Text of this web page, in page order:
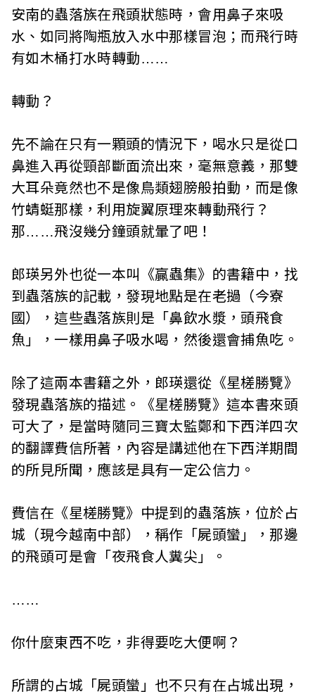
安南的蟲落族在飛頭狀態時，會用鼻子來吸
水、如同將陶瓶放入水中那樣冒泡；而飛行時
有如木桶打水時轉動……
轉動？
先不論在只有一顆頭的情況下，喝水只是從口
鼻進入再從頸部斷面流出來，毫無意義，那雙
大耳朵竟然也不是像鳥類翅膀般拍動，而是像
竹蜻蜓那樣，利用旋翼原理來轉動飛行？
那……飛沒幾分鐘頭就暈了吧！
郎瑛另外也從一本叫《贏蟲集》的書籍中，找
到蟲落族的記載，發現地點是在老撾（今寮
國），這些蟲落族則是「鼻飲水漿，頭飛食
魚」，一樣用鼻子吸水喝，然後還會捕魚吃。
除了這兩本書籍之外，郎瑛還從《星槎勝覽》
發現蟲落族的描述。《星槎勝覽》這本書來頭
可大了，是當時隨同三寶太監鄭和下西洋四次
的翻譯費信所著，內容是講述他在下西洋期間
的所見所聞，應該是具有一定公信力。
費信在《星槎勝覽》中提到的蟲落族，位於占
城（現今越南中部），稱作「屍頭蠻」，那邊
的飛頭可是會「夜飛食人糞尖」。
……
你什麼東西不吃，非得要吃大便啊？
所謂的占城「屍頭蠻」也不只有在占城出現，